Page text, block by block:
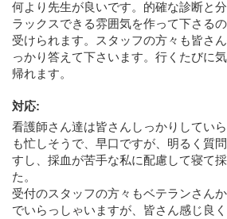
何より先生が良いです。的確な診断と
ラックスできる雰囲気を作って下さる
受けられます。スタッフの方々も皆さ
っかり答えて下さいます。行くたびに
帰れます。
対応:
看護師さん達は皆さんしっかりしてい
も忙しそうで、早口ですが、明るく質
すし、採血が苦手な私に配慮して寝て
た。
受付のスタッフの方々もベテランさん
でいらっしゃいますが、皆さん感じ良